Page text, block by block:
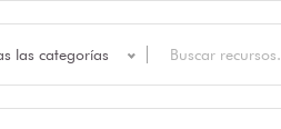
las categorías